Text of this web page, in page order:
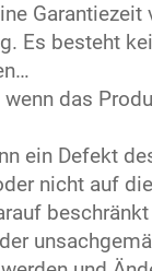
Es besteht
das
ein Defekt
nicht auf